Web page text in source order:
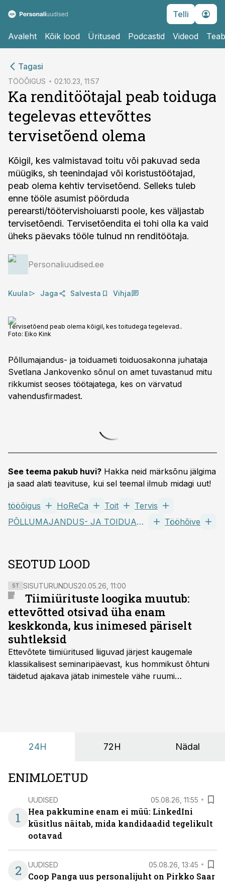
Telli
Avaleht Kõik lood Üritused Podcastid Videod
Tagasi
TÖÖÕIGUS 02.10.23, 11:57
Ka renditöötajal peab toiduga
tegelevas ettevõttes
tervisetõend olema
Kõigil, kes valmistavad toitu või pakuvad seda
müügiks, sh teenindajad või koristustöötajad,
peab olema kehtiv tervisetõend. Selleks tuleb
enne tööle asumist pöörduda
perearsti/töötervishoiuarsti poole, kes väljastab
tervisetõendi. Tervisetõendita ei tohi olla ka vaid
üheks päevaks tööle tulnud nn renditöötaja.
Personaliuudised.ee
Kuula Jaga Salvesta Vihja
Tervisetõend peab olema kõigil, kes toitudega tegelevad..
Foto: Eiko Kink
Põllumajandus- ja toiduameti toiduosakonna juhataja
Svetlana Jankovenko sõnul on amet tuvastanud mitu
rikkumist seoses töötajatega, kes on värvatud
vahendusfirmadest.
See teema pakub huvi? Hakka neid märksõnu jälgima
ja saad alati teavituse, kui sel teemal ilmub midagi uut!
tööõigus HoReCa Toit
Tervis
PÕLLUMAJANDUS- JA TOIDUAMET
Tööhõive
SEOTUD LOOD
ST SISUTURUNDUS20.05.26, 11:00
Tiimiürituste loogika muutub:
ettevõtted otsivad üha enam
keskkonda, kus inimesed päriselt
suhtleksid
Ettevõtete tiimiüritused liiguvad järjest kaugemale
klassikalisest seminaripäevast, kus hommikust õhtuni
täidetud ajakava jätab inimestele vähe ruumi
24H 72H Nädal
ENIMLOETUD
1
UUDISED 05.08.26, 11:55
Hea pakkumine enam ei müü: LinkedIni
küsitlus näitab, mida kandidaadid tegelikult
ootavad
2 UUDISED 05.08.26, 13:45
Coop Panga uus personalijuht on Pirkko Saar